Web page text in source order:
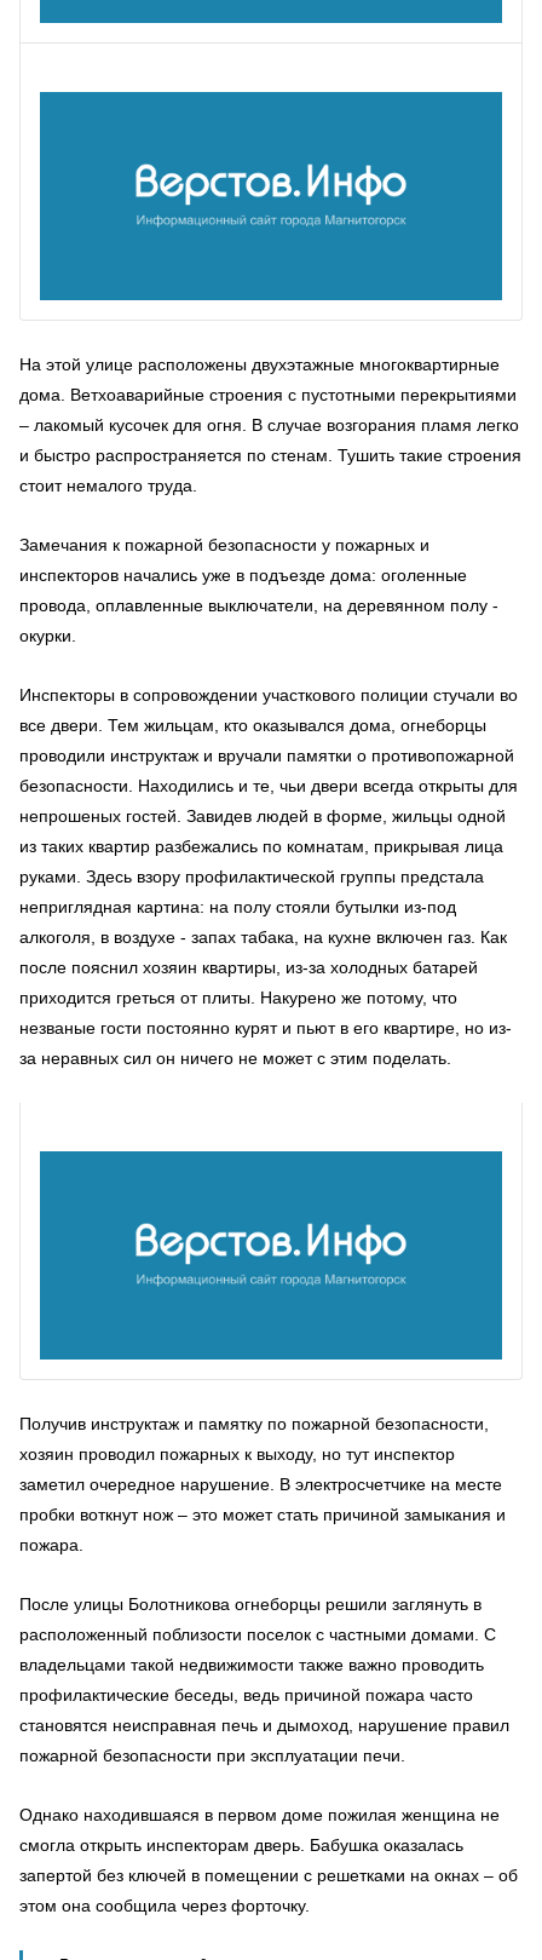
На этой улице расположены двухэтажные многоквартирные
дома. Ветхоаварийные строения с пустотными перекрытиями
– лакомый кусочек для огня. В случае возгорания пламя легко
и быстро распространяется по стенам. Тушить такие строения
стоит немалого труда.
Замечания к пожарной безопасности у пожарных и
инспекторов начались уже в подъезде дома: оголенные
провода, оплавленные выключатели, на деревянном полу -
окурки.
Инспекторы в сопровождении участкового полиции стучали во
все двери. Тем жильцам, кто оказывался дома, огнеборцы
проводили инструктаж и вручали памятки о противопожарной
безопасности. Находились и те, чьи двери всегда открыты для
непрошеных гостей. Завидев людей в форме, жильцы одной
из таких квартир разбежались по комнатам, прикрывая лица
руками. Здесь взору профилактической группы предстала
неприглядная картина: на полу стояли бутылки из-под
алкоголя, в воздухе - запах табака, на кухне включен газ. Как
после пояснил хозяин квартиры, из-за холодных батарей
приходится греться от плиты. Накурено же потому, что
незваные гости постоянно курят и пьют в его квартире, но из-
за неравных сил он ничего не может с этим поделать.
Получив инструктаж и памятку по пожарной безопасности,
хозяин проводил пожарных к выходу, но тут инспектор
заметил очередное нарушение. В электросчетчике на месте
пробки воткнут нож – это может стать причиной замыкания и
пожара.
После улицы Болотникова огнеборцы решили заглянуть в
расположенный поблизости поселок с частными домами. С
владельцами такой недвижимости также важно проводить
профилактические беседы, ведь причиной пожара часто
становятся неисправная печь и дымоход, нарушение правил
пожарной безопасности при эксплуатации печи.
Однако находившаяся в первом доме пожилая женщина не
смогла открыть инспекторам дверь. Бабушка оказалась
запертой без ключей в помещении с решетками на окнах – об
этом она сообщила через форточку.